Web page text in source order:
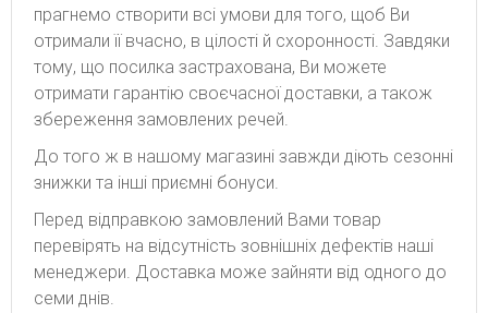
прагнемо створити всі умови для того, щоб Ви
отримали її вчасно, в цілості й схоронності. Завдяки
тому, що посилка застрахована, Ви можете
отримати гарантію своєчасної доставки, а також
збереження замовлених речей.
До того ж в нашому магазині завжди діють сезонні
знижки та інші приємні бонуси.
Перед відправкою замовлений Вами товар
перевірять на відсутність зовнішніх дефектів наші
менеджери. Доставка може зайняти від одного до
семи днів.